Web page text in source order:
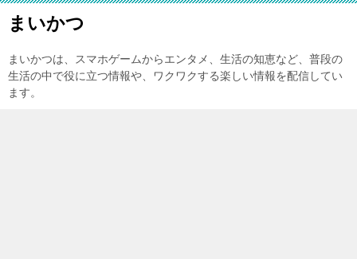
まいかつ
まいかつは、スマホゲームからエンタメ、生活の知恵など、普段の
生活の中で役に立つ情報や、ワクワクする楽しい情報を配信してい
ます。